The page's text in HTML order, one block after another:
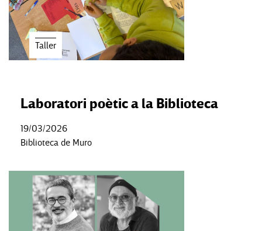
Taller
Laboratori poètic a la Biblioteca
19/03/2026
Biblioteca de Muro